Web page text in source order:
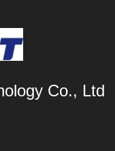
Co., Ltd